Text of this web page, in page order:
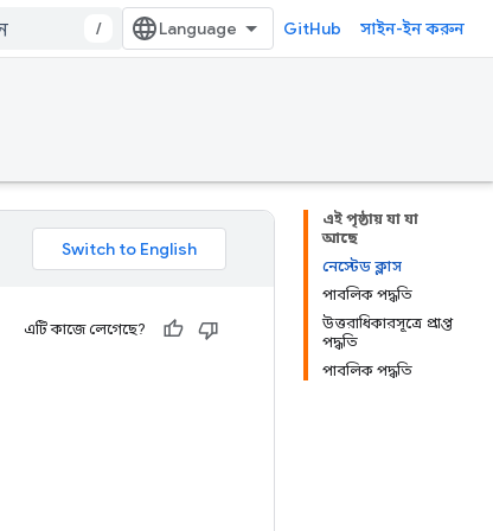
/ GitHub সাইন-ইন করুন
এই পৃষ্ঠায় যা যা
আছে
নেস্টেড ক্লাস
পাবলিক পদ্ধতি
উত্তরাধিকারসূত্রে প্রাপ্ত
পদ্ধতি
পাবলিক পদ্ধতি
এটি কাজে লেগেছে?